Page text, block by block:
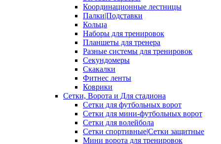
Координационные лестницы
Палки|Подставки
Кольца
Наборы для тренировок
Планшеты для тренера
Разные системы для тренировок
Секундомеры
Скакалки
Фитнес ленты
Коврики
Сетки, Ворота и Для стадиона
Сетки для футбольных ворот
Сетки для мини-футбольных ворот
Сетки для волейбола
Сетки спортивные|Сетки защитные
Мини ворота для тренировок